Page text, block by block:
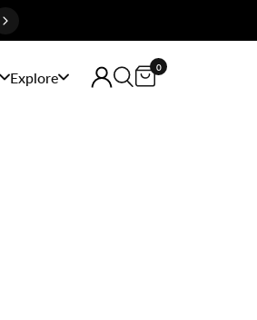
Explore
0